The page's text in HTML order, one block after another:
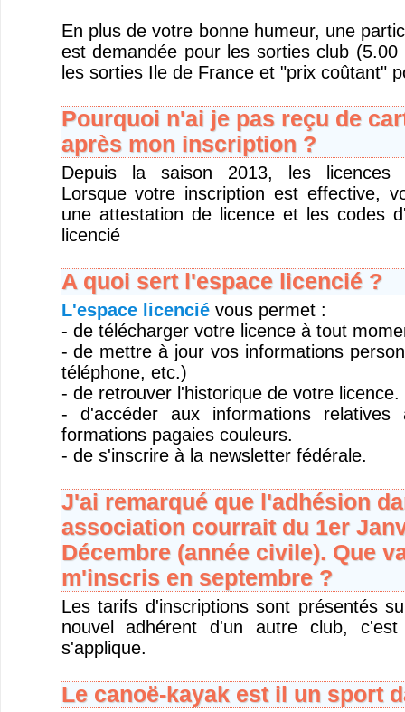
En plus de votre bonne humeur, une
est demandée pour les sorties club
les sorties Ile de France et "prix coûtant"
Pourquoi n'ai je pas reçu de
après mon inscription ?
Depuis la saison 2013, les licences
Lorsque votre inscription est effective,
une attestation de licence et les codes
licencié
A quoi sert l'espace licencié ?
L'espace licenciévous permet :
- de télécharger votre licence à tout
- de mettre à jour vos informations
téléphone, etc.)
- de retrouver l'historique de votre licence.
- d'accéder aux informations
formations pagaies couleurs.
- de s'inscrire à la newsletter fédérale.
J'ai remarqué que l'adhésion
association courrait du 1er
Décembre (année civile). Que
m'inscris en septembre ?
Les tarifs d'inscriptions sont présentés
nouvel adhérent d'un autre club,
s'applique.
Le canoë-kayak est il un sport